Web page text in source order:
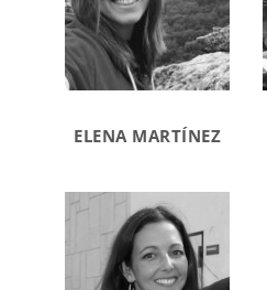
ELENA MARTÍNEZ